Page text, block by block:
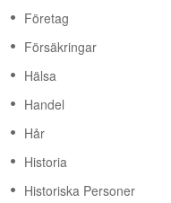
Företag
Försäkringar
Hälsa
Handel
Hår
Historia
Historiska Personer